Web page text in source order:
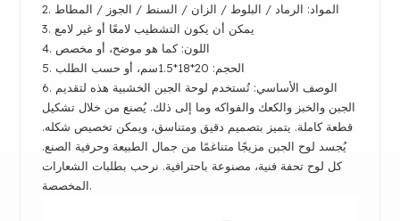
2. المواد: الرماد / البلوط / الزان / السنط / الجوز / المطاط
3. يمكن أن يكون التشطيب لامعًا أو غير لامع
4. اللون: كما هو موضح، أو مخصص
5. الحجم: 20*18*1.5
سم، أو حسب الطلب
6. الوصف الأساسي: تُستخدم لوحة الجبن الخشبية هذه لتقديم
الجبن والخبز والكعك والفواكه وما إلى ذلك. يُصنع من خلال تشكيل
قطعة كاملة. يتميز بتصميم دقيق ومتناسق، ويمكن تخصيص شكله.
يُجسد لوح الجبن مزيجًا متناغمًا من جمال الطبيعة وحرفية الصنع.
كل لوح تحفة فنية، مصنوعة باحترافية. نرحب بطلبات الشعارات
المخصصة.